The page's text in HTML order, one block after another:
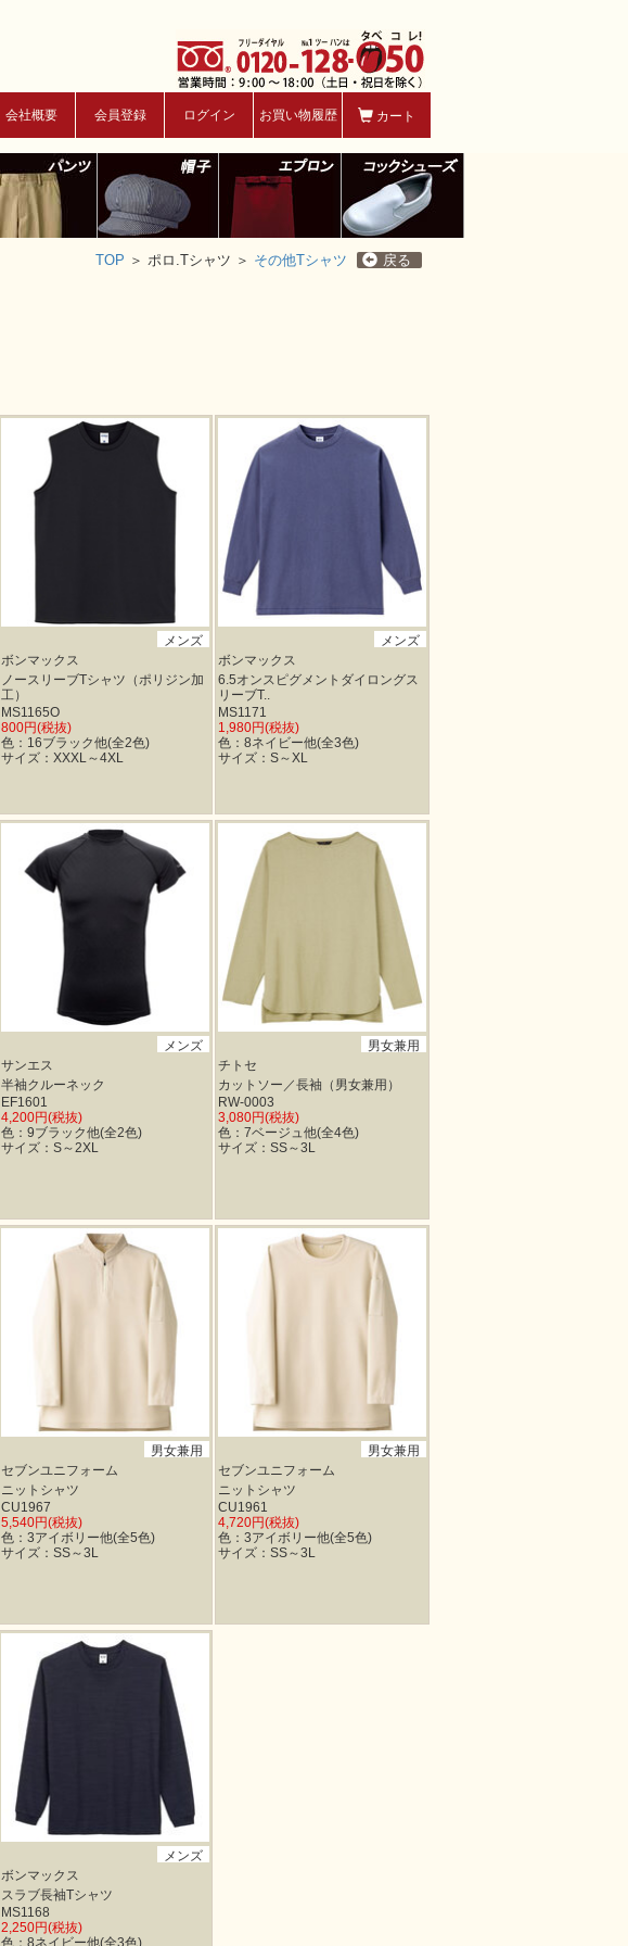
カート
お買い物履歴
ログイン
会員登録
会社概要
TOP ＞ ポロ.Tシャツ ＞ その他Tシャツ 戻る
メンズ
ボンマックス
ノースリーブTシャツ（ポリジン加
工）
MS1165O
800円(税抜)
色：16ブラック他(全2色)
サイズ：XXXL～4XL
メンズ
ボンマックス
6.5オンスピグメントダイロングス
リーブT..
MS1171
1,980円(税抜)
色：8ネイビー他(全3色)
サイズ：S～XL
メンズ
サンエス
半袖クルーネック
EF1601
4,200円(税抜)
色：9ブラック他(全2色)
サイズ：S～2XL
男女兼用
チトセ
カットソー／長袖（男女兼用）
RW-0003
3,080円(税抜)
色：7ベージュ他(全4色)
サイズ：SS～3L
男女兼用
セブンユニフォーム
ニットシャツ
CU1967
5,540円(税抜)
色：3アイボリー他(全5色)
サイズ：SS～3L
男女兼用
セブンユニフォーム
ニットシャツ
CU1961
4,720円(税抜)
色：3アイボリー他(全5色)
サイズ：SS～3L
メンズ
ボンマックス
スラブ長袖Tシャツ
MS1168
2,250円(税抜)
色：8ネイビー他(全3色)